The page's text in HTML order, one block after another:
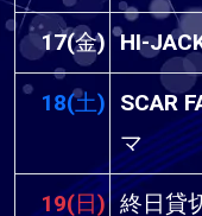
17(金) HI-
18(土) SCAR
マ
19(日) 終日貸